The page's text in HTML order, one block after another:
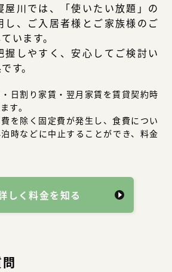
屋川では、「使いたい放題」の
し、ご入居者様とご家族様のご
います。
握しやすく、安心してご検討い
す。
日割り家賃・翌月家賃を賃貸契約時
す。
を除く固定費が発生し、食費につい
時などに中止することができ、料金
しく料金を知る